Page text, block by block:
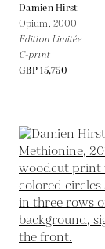
Damien Hirst
Opium, 2000
Édition Limitée
C-print
GBP 15,750